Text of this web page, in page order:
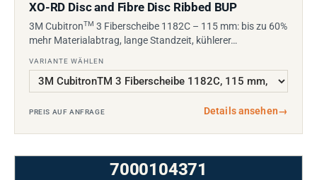
XO-RD Disc and Fibre Disc Ribbed BUP
3M CubitronTM 3 Fiberscheibe 1182C – 115 mm: bis zu 60%
mehr Materialabtrag, lange Standzeit, kühlerer…
VARIANTE WÄHLEN
PREIS AUF ANFRAGE Details ansehen→
7000104371